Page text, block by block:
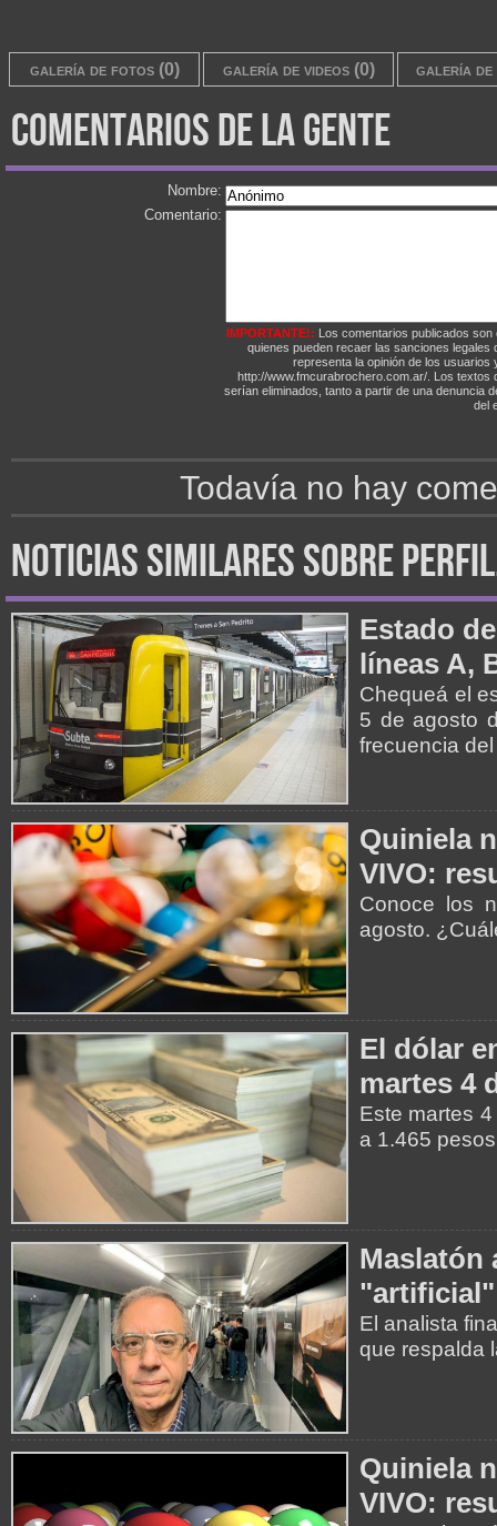
galería de fotos (0) galería de videos (0) galería de
comentarios de la gente
Nombre:
Comentario:
IMPORTANTE!: Los comentarios publicados
quienes pueden recaer las sanciones
representa la opinión de los
http://www.fmcurabrochero.com.ar/. Los textos
serían eliminados, tanto a partir de una denuncia
del
Todavía no hay
noticias similares sobre
Estado
líneas A,
Chequeá el
5 de agosto
frecuencia
Quiniela
VIVO:
Conoce los
agosto.
El dólar
martes 4
Este martes
a 1.465
Maslatón
El analista
que respalda
Quiniela
VIVO: